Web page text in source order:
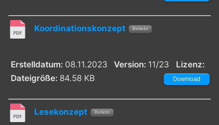
Koordinationskonzept Beliebt
Erstelldatum: 08.11.2023 Version: 11/23
Lizenz:
Dateigröße: 84.58 KB Download
Lesekonzept Beliebt